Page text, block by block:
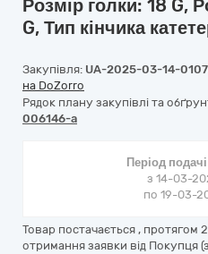
Розмір голки: 18 G,
G, Тип кінчика
Закупівля: UA-2025-03-14-
на DoZorro
Рядок плану закупівлі та
006146-a
Період
з 14-03-
по 19-03-
Товар постачається , протягом
отримання заявки від Покупця